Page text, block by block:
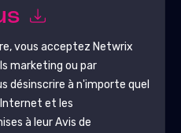
vous acceptez Netwrix
marketing ou par
désinscrire à n'importe quel
et les
à leur Avis de